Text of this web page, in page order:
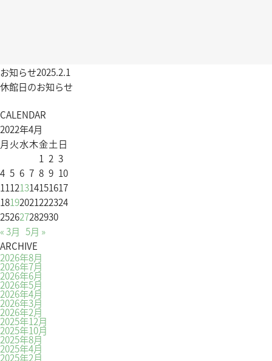
お知らせ2025.2.1
休館日のお知らせ
CALENDAR
2022年4月
月火水木金土日
1 2 3
4 5 6 7 8 9 10
11121314151617
18192021222324
252627282930
« 3月 5月 »
ARCHIVE
2026年8月
2026年7月
2026年6月
2026年5月
2026年4月
2026年3月
2026年2月
2025年12月
2025年10月
2025年8月
2025年4月
2025年2月